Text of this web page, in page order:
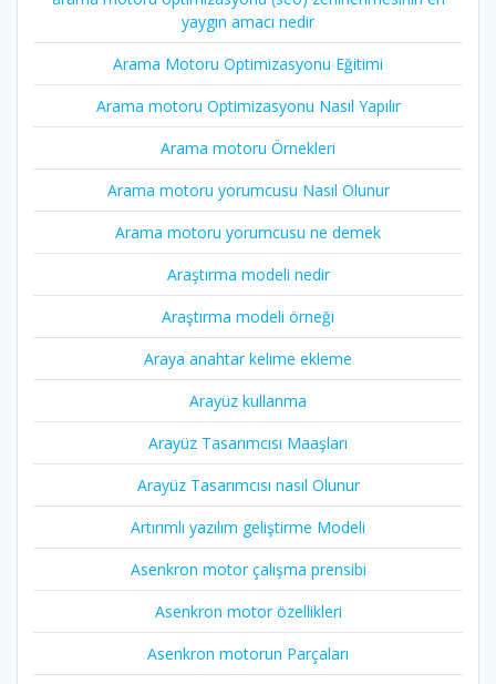
yaygın amacı nedir
Arama Motoru Optimizasyonu Eğitimi
Arama motoru Optimizasyonu Nasıl Yapılır
Arama motoru Örnekleri
Arama motoru yorumcusu Nasıl Olunur
Arama motoru yorumcusu ne demek
Araştırma modeli nedir
Araştırma modeli örneği
Araya anahtar kelime ekleme
Arayüz kullanma
Arayüz Tasarımcısı Maaşları
Arayüz Tasarımcısı nasıl Olunur
Artırımlı yazılım geliştirme Modeli
Asenkron motor çalışma prensibi
Asenkron motor özellikleri
Asenkron motorun Parçaları